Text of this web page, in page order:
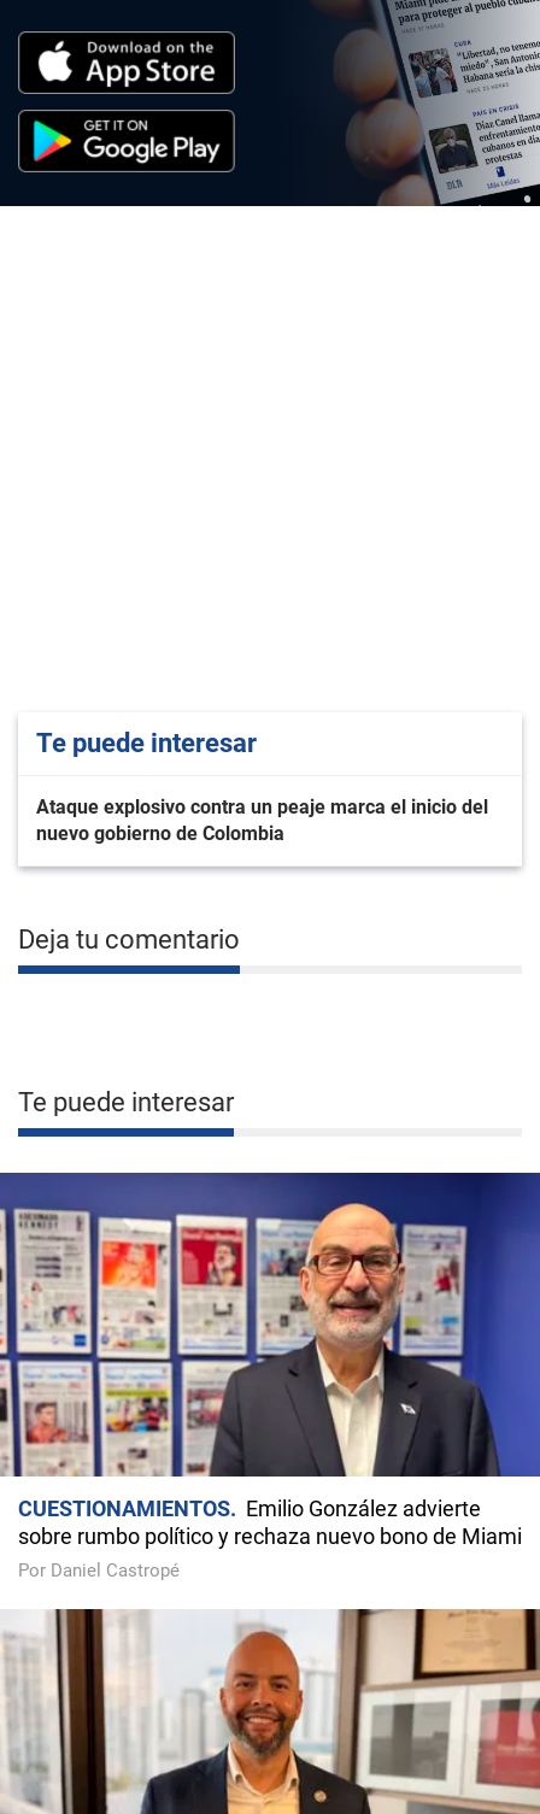
Te puede interesar
Ataque explosivo contra un peaje marca el inicio del
nuevo gobierno de Colombia
Deja tu comentario
Te puede interesar
CUESTIONAMIENTOS
Emilio González advierte
sobre rumbo político y rechaza nuevo bono de Miami
Por Daniel Castropé